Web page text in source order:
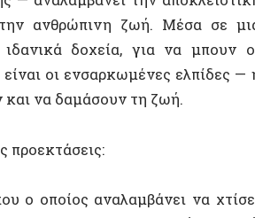
ίχνος μιας inhabitance:
καθορισμένη κοινωνική
της κοινωνικής δομής:
πόλεις είναι